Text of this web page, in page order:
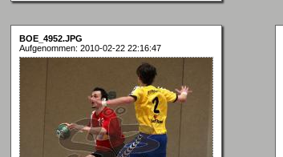
BOE_4952.JPG
Aufgenommen: 2010-02-22 22:16:47